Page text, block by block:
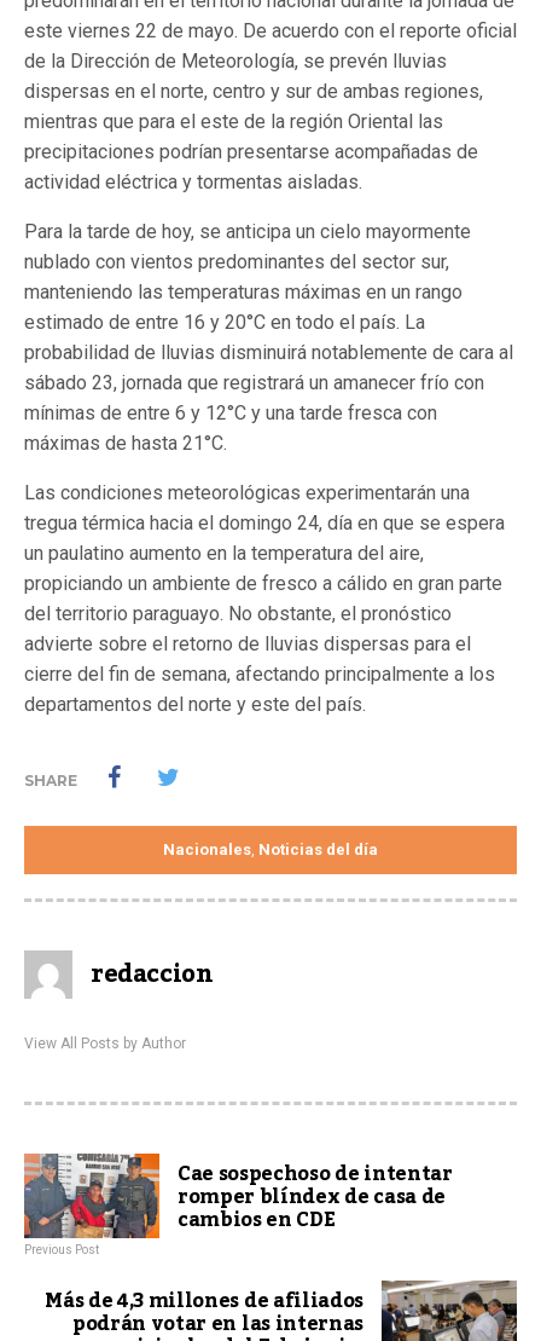
este viernes 22 de mayo. De acuerdo con el reporte oficial
de la Dirección de Meteorología, se prevén lluvias
dispersas en el norte, centro y sur de ambas regiones,
mientras que para el este de la región Oriental las
precipitaciones podrían presentarse acompañadas de
actividad eléctrica y tormentas aisladas.
Para la tarde de hoy, se anticipa un cielo mayormente
nublado con vientos predominantes del sector sur,
manteniendo las temperaturas máximas en un rango
estimado de entre 16 y 20°C en todo el país. La
probabilidad de lluvias disminuirá notablemente de cara al
sábado 23, jornada que registrará un amanecer frío con
mínimas de entre 6 y 12°C y una tarde fresca con
máximas de hasta 21°C.
Las condiciones meteorológicas experimentarán una
tregua térmica hacia el domingo 24, día en que se espera
un paulatino aumento en la temperatura del aire,
propiciando un ambiente de fresco a cálido en gran parte
del territorio paraguayo. No obstante, el pronóstico
advierte sobre el retorno de lluvias dispersas para el
cierre del fin de semana, afectando principalmente a los
departamentos del norte y este del país.
SHARE
Nacionales, Noticias del día
redaccion
View All Posts by Author
Cae sospechoso de intentar
romper blíndex de casa de
cambios en CDE
Previous Post
Más de 4,3 millones de afiliados
podrán votar en las internas